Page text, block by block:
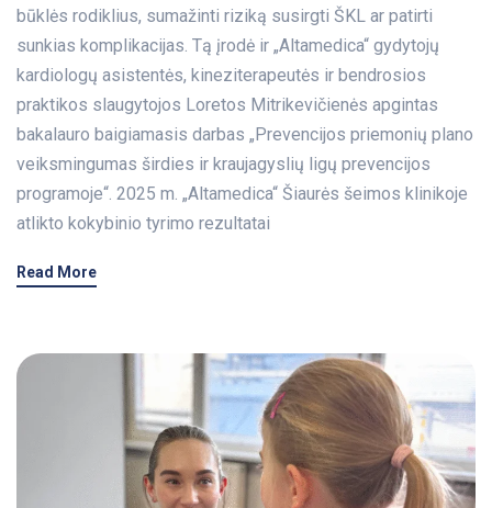
būklės rodiklius, sumažinti riziką susirgti ŠKL ar patirti
sunkias komplikacijas. Tą įrodė ir „Altamedica“ gydytojų
kardiologų asistentės, kineziterapeutės ir bendrosios
praktikos slaugytojos Loretos Mitrikevičienės apgintas
bakalauro baigiamasis darbas „Prevencijos priemonių plano
veiksmingumas širdies ir kraujagyslių ligų prevencijos
programoje“. 2025 m. „Altamedica“ Šiaurės šeimos klinikoje
atlikto kokybinio tyrimo rezultatai
Read More